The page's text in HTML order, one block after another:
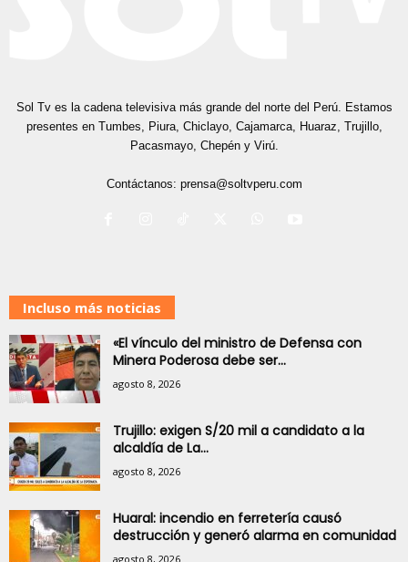
Sol Tv es la cadena televisiva más grande del norte del Perú. Estamos
presentes en Tumbes, Piura, Chiclayo, Cajamarca, Huaraz, Trujillo,
Pacasmayo, Chepén y Virú.
Contáctanos: prensa@soltvperu.com
Incluso más noticias
«El vínculo del ministro de Defensa con
Minera Poderosa debe ser...
agosto 8, 2026
Trujillo: exigen S/20 mil a candidato a la
alcaldía de La...
agosto 8, 2026
Huaral: incendio en ferretería causó
destrucción y generó alarma en comunidad
agosto 8, 2026